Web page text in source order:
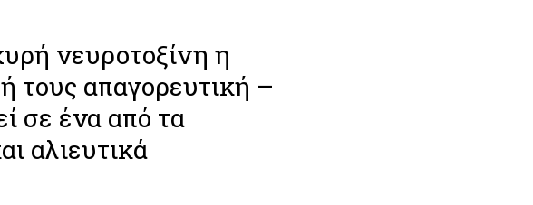
νευροτοξίνη η
τους απαγορευτική –
σε ένα από τα
αλιευτικά